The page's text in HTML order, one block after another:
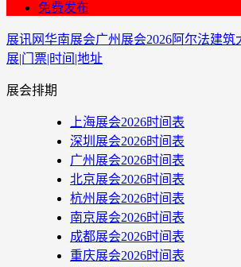
免费发布
展讯网华南展会广州展会2026阿尔法建
展|门票|时间|地址
展会排期
上海展会2026时间表
深圳展会2026时间表
广州展会2026时间表
北京展会2026时间表
杭州展会2026时间表
南京展会2026时间表
成都展会2026时间表
重庆展会2026时间表